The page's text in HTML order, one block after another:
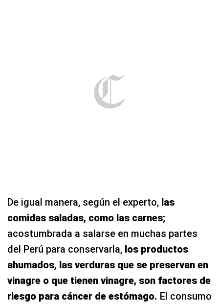
De igual manera, según el experto, las
comidas saladas, como las carnes;
acostumbrada a salarse en muchas partes
del Perú para conservarla, los productos
ahumados, las verduras que se preservan en
vinagre o que tienen vinagre, son factores de
riesgo para cáncer de estómago. El consumo